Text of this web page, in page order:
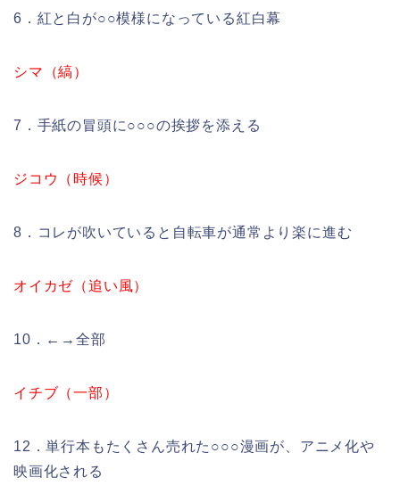
6．紅と白が○○模様になっている紅白幕
シマ（縞）
7．手紙の冒頭に○○○の挨拶を添える
ジコウ（時候）
8．コレが吹いていると自転車が通常より楽に進む
オイカゼ（追い風）
10．←→全部
イチブ（一部）
12．単行本もたくさん売れた○○○漫画が、アニメ化や
映画化される